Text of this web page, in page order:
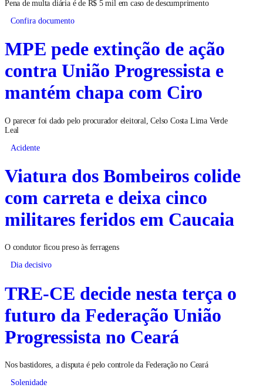
Pena de multa diária é de R$ 5 mil em caso de descumprimento
Confira documento
MPE pede extinção de ação
contra União Progressista e
mantém chapa com Ciro
O parecer foi dado pelo procurador eleitoral, Celso Costa Lima Verde
Leal
Acidente
Viatura dos Bombeiros colide
com carreta e deixa cinco
militares feridos em Caucaia
O condutor ficou preso às ferragens
Dia decisivo
TRE-CE decide nesta terça o
futuro da Federação União
Progressista no Ceará
Nos bastidores, a disputa é pelo controle da Federação no Ceará
Solenidade